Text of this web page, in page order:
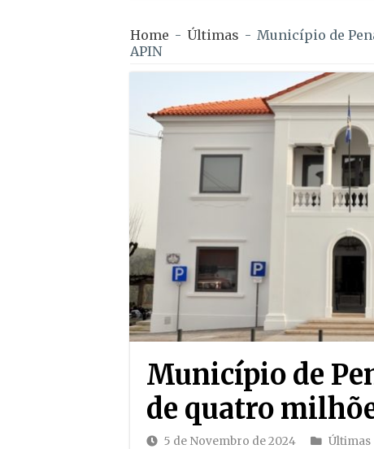
Home - Últimas - Município de
APIN
Município de
de quatro
5 de Novembro de 2024 Últimas